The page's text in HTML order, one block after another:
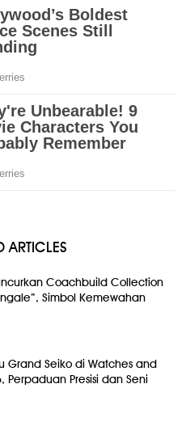
ARTICLES
Coachbuild Collection
Simbol Kemewahan
Grand Seiko di Watches and
Perpaduan Presisi dan Seni